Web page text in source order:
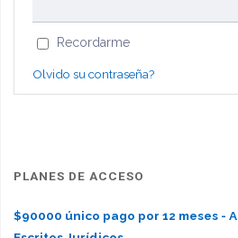
Recordarme
Olvido su contraseña?
PLANES DE ACCESO
$90000 único pago por 12 meses -